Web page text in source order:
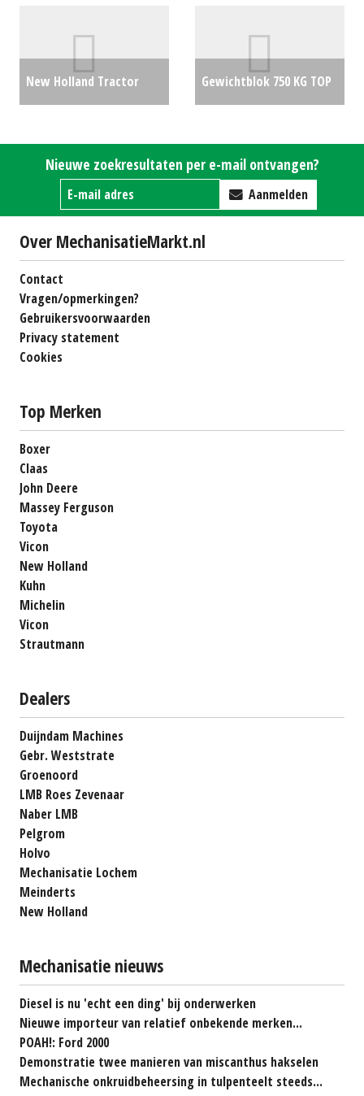
New Holland Tractor
40K-Eco + LUCHT !! (SB)
#25059
€33500
Gewichtblok 750 KG TOP
Nieuwe zoekresultaten per e-mail ontvangen?
Aanmelden
Over MechanisatieMarkt.nl
Contact
Vragen/opmerkingen?
Gebruikersvoorwaarden
Privacy statement
Cookies
Top Merken
Boxer
Claas
John Deere
Massey Ferguson
Toyota
Vicon
New Holland
Kuhn
Michelin
Vicon
Strautmann
Dealers
Duijndam Machines
Gebr. Weststrate
Groenoord
LMB Roes Zevenaar
Naber LMB
Pelgrom
Holvo
Mechanisatie Lochem
Meinderts
New Holland
Mechanisatie nieuws
Diesel is nu 'echt een ding' bij onderwerken
Nieuwe importeur van relatief onbekende merken...
POAH!: Ford 2000
Demonstratie twee manieren van miscanthus hakselen
Mechanische onkruidbeheersing in tulpenteelt steeds...